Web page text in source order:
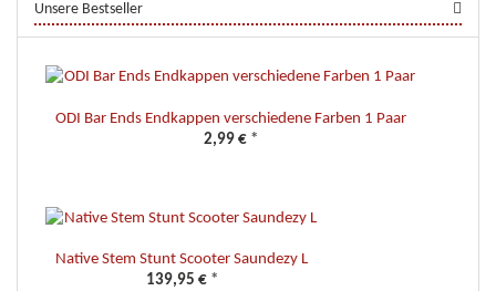
Unsere Bestseller
ODI Bar Ends Endkappen verschiedene Farben 1 Paar
2,99 € *
Native Stem Stunt Scooter Saundezy L
139,95 € *